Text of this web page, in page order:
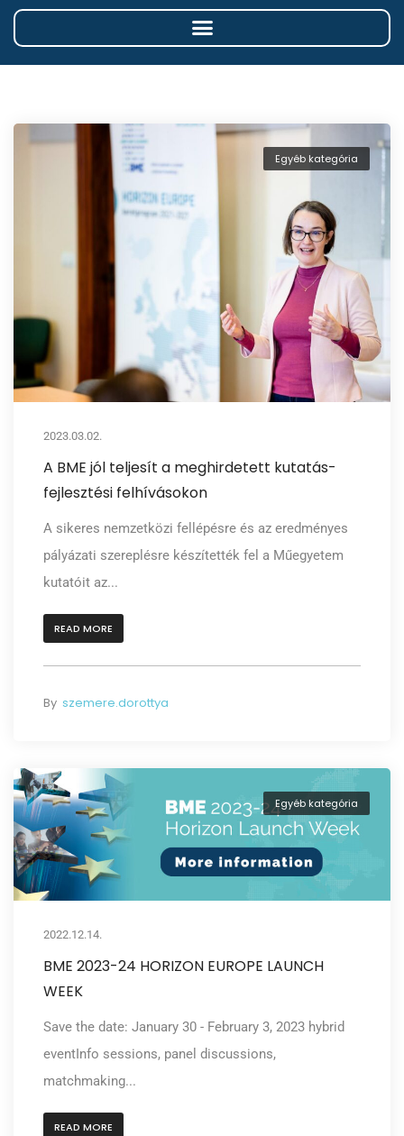
Egyéb kategória
2023.03.02.
A BME jól teljesít a meghirdetett kutatás-
fejlesztési felhívásokon
A sikeres nemzetközi fellépésre és az eredményes
pályázati szereplésre készítették fel a Műegyetem
kutatóit az...
READ MORE
By szemere.dorottya
Egyéb kategória
2022.12.14.
BME 2023-24 HORIZON EUROPE LAUNCH
WEEK
Save the date: January 30 - February 3, 2023 hybrid
eventInfo sessions, panel discussions,
matchmaking...
READ MORE